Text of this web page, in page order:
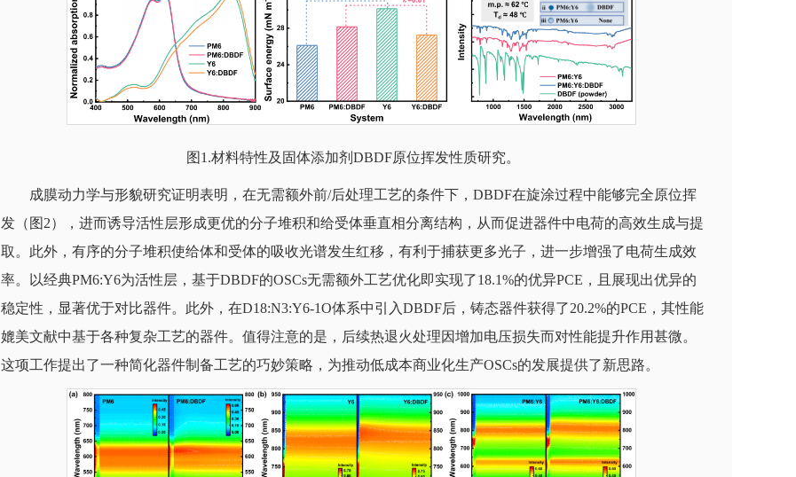
图1.材料特性及固体添加剂DBDF原位挥发性质研究。
成膜动力学与形貌研究证明表明，在无需额外前/后处理工艺的条件下，DBDF在旋涂过程中能够完全原位挥
发（图2），进而诱导活性层形成更优的分子堆积和给受体垂直相分离结构，从而促进器件中电荷的高效生成与提
取。此外，有序的分子堆积使给体和受体的吸收光谱发生红移，有利于捕获更多光子，进一步增强了电荷生成效
率。以经典PM6:Y6为活性层，基于DBDF的OSCs无需额外工艺优化即实现了18.1%的优异PCE，且展现出优异的
稳定性，显著优于对比器件。此外，在D18:N3:Y6-1O体系中引入DBDF后，铸态器件获得了20.2%的PCE，其性能
媲美文献中基于各种复杂工艺的器件。值得注意的是，后续热退火处理因增加电压损失而对性能提升作用甚微。
这项工作提出了一种简化器件制备工艺的巧妙策略，为推动低成本商业化生产OSCs的发展提供了新思路。